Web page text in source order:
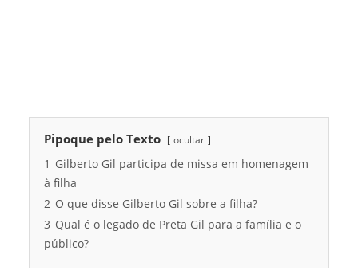
Pipoque pelo Texto ocultar
1 Gilberto Gil participa de missa em homenagem
à filha
2 O que disse Gilberto Gil sobre a filha?
3 Qual é o legado de Preta Gil para a família e o
público?